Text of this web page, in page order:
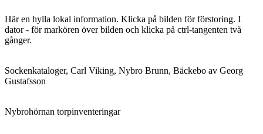
Här en hylla lokal information. Klicka på bilden för förstoring. I
dator - för markören över bilden och klicka på ctrl-tangenten två
gånger.
Sockenkataloger, Carl Viking, Nybro Brunn, Bäckebo av Georg
Gustafsson
Nybrohörnan torpinventeringar